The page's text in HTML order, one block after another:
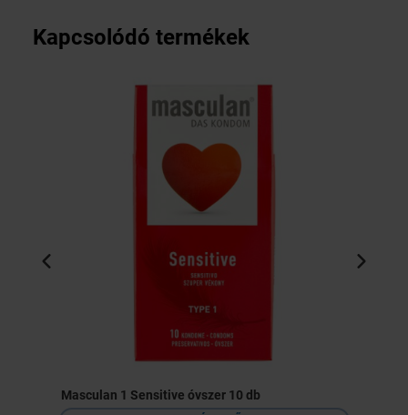
Kapcsolódó termékek
Masculan 1 Sensitive óvszer 10 db